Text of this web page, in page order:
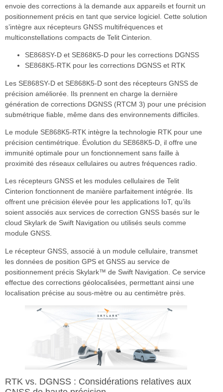
envoie des corrections à la demande aux appareils et fournit un
positionnement précis en tant que service logiciel. Cette solution
s’intègre aux récepteurs GNSS multifréquences et
multiconstellations compacts de Telit Cinterion.
SE868SY-D et SE868K5-D pour les corrections DGNSS
SE868K5-RTK pour les corrections DGNSS et RTK
Les SE868SY-D et SE868K5-D sont des récepteurs GNSS de
précision améliorée. Ils prennent en charge la dernière
génération de corrections DGNSS (RTCM 3) pour une précision
submétrique fiable, même dans des environnements difficiles.
Le module SE868K5-RTK intègre la technologie RTK pour une
précision centimétrique. Évolution du SE868K5-D, il offre une
immunité optimale pour un fonctionnement sans faille à
proximité des réseaux cellulaires ou autres fréquences radio.
Les récepteurs GNSS et les modules cellulaires de Telit
Cinterion fonctionnent de manière parfaitement intégrée. Ils
offrent une précision élevée pour les applications IoT, qu’ils
soient associés aux services de correction GNSS basés sur le
cloud Skylark de Swift Navigation ou utilisés seuls comme
module GNSS.
Le récepteur GNSS, associé à un module cellulaire, transmet
les données de position GPS et GNSS au service de
positionnement précis Skylark™ de Swift Navigation. Ce service
effectue des corrections géolocalisées, permettant ainsi une
localisation précise au sous-mètre ou au centimètre près.
RTK vs. DGNSS : Considérations relatives aux